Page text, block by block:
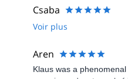
Csaba
Voir plus
Aren
Klaus was a